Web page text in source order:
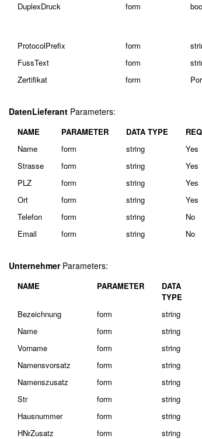
DuplexDruck
form
ProtocolPrefix
form
FussText
form
Zertifikat
form
DatenLieferant Parameters:
NAME PARAMETER DATA TYPE
Name
form string Yes
Strasse
form string Yes
PLZ
form string Yes
Ort
form string Yes
Telefon
form string No
Email
form string No
UnternehmerParameters:
NAME PARAMETER
DATA
TYPE
Bezeichnung form string
Name
form string
Vorname
form string
Namensvorsatz
form string
Namenszusatz
form string
Str
form string
Hausnummer
form string
HNrZusatz
form string